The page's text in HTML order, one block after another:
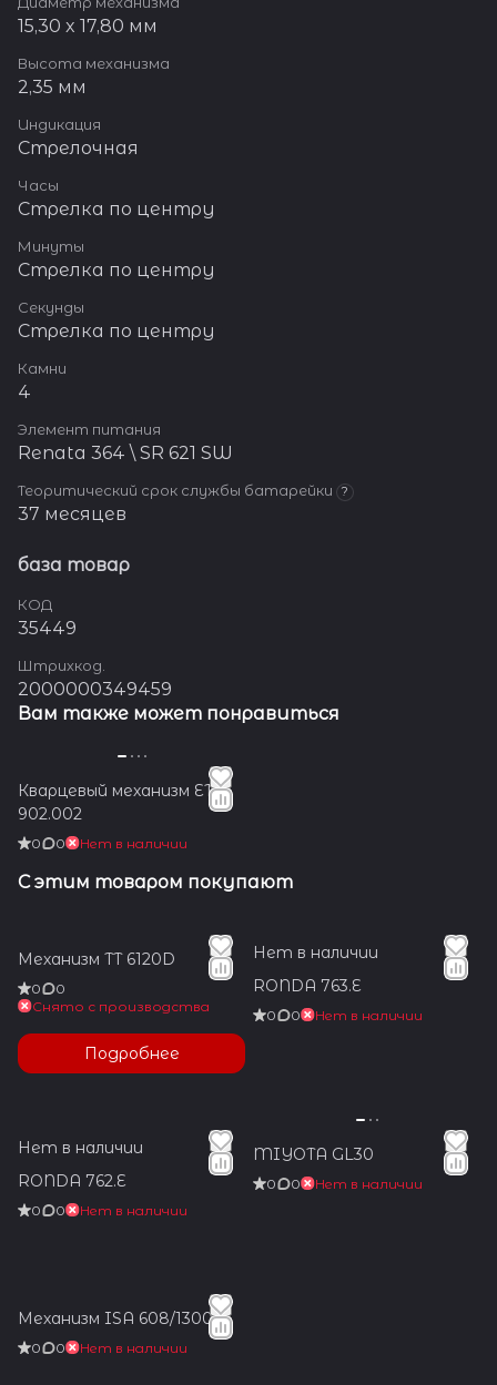
15,30 x 17,80 мм
Высота механизма
2,35 мм
Индикация
Стрелочная
Часы
Стрелка по центру
Минуты
Стрелка по центру
Секунды
Стрелка по центру
Камни
4
Элемент питания
Renata 364 \ SR 621 SW
Теоритический срок службы батарейки ?
37 месяцев
база товар
КОД
35449
Штрихкод.
2000000349459
Вам также может понравиться
Кварцевый механизм ETA
902.002
0 0 Нет в наличии
С этим товаром покупают
Механизм TT 6120D
0
0
Снято с производства
Подробнее
Нет в наличии
RONDA 763.E
0 0 Нет в наличии
Нет в наличии
RONDA 762.E
0 0 Нет в наличии
MIYOTA GL30
0 0 Нет в наличии
Механизм ISA 608/1300
0 0 Нет в наличии